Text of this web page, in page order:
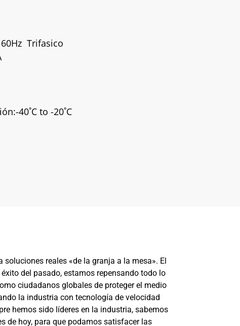
Trifasico
-40˚C to -20˚C
reales «de la granja a la mesa». El
del pasado, estamos repensando todo lo
ciudadanos globales de proteger el medio
la industria con tecnología de velocidad
hemos sido líderes en la industria, sabemos
de hoy, para que podamos satisfacer las